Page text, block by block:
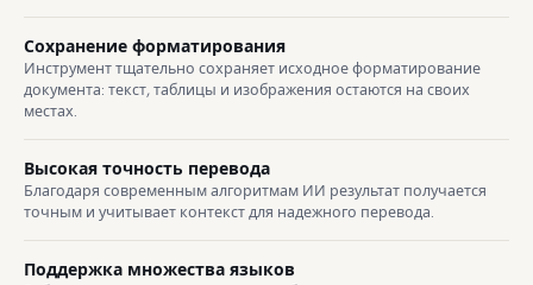
Сохранение форматирования
Инструмент тщательно сохраняет исходное форматирование
документа: текст, таблицы и изображения остаются на своих
местах.
Высокая точность перевода
Благодаря современным алгоритмам ИИ результат получается
точным и учитывает контекст для надежного перевода.
Поддержка множества языков